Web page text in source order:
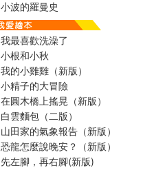
小波的羅曼史
我最喜歡洗澡了
小根和小秋
我的小雞雞（新版）
小精子的大冒險
在圓木橋上搖晃（新版）
白雲麵包（二版）
山田家的氣象報告（新版）
恐龍怎麼說晚安？（新版）
先左腳，再右腳(新版)